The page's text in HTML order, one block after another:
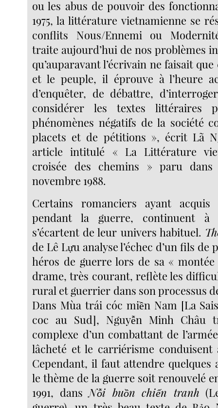
ou les abus de pouvoir des
1975, la littérature vietnamienne se
conflits Nous/Ennemi ou
traite aujourd’hui de nos problèmes
qu’auparavant l’écrivain ne faisait
et le peuple, il éprouve à l’heure
d’enquêter, de débattre,
considérer les textes littéraires
phénomènes négatifs de la société
placets et de pétitions », écrit Lã
article intitulé « La Littérature
croisée des chemins » paru
novembre 1988.
Certains romanciers ayant
pendant la guerre, continuent à
s’écartent de leur univers habituel.
de Lê Lựu analyse l’échec d’un fils de
héros de guerre lors de sa «
drame, très courant, reflète les
rural et guerrier dans son processus
Dans Mùa trái cóc miền Nam [La
coc au Sud], Nguyễn Minh Châu
complexe d’un combattant de
lâcheté et le carriérisme conduisent
Cependant, il faut attendre quelques
le thème de la guerre soit renouvelé
1991, dansNỗi buồn chiến tranh